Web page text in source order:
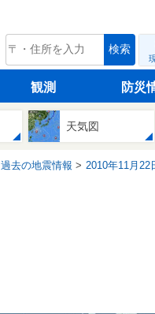
tenki.jp 検索
観測 防災
天気図
過去の地震情報 2010年11月22